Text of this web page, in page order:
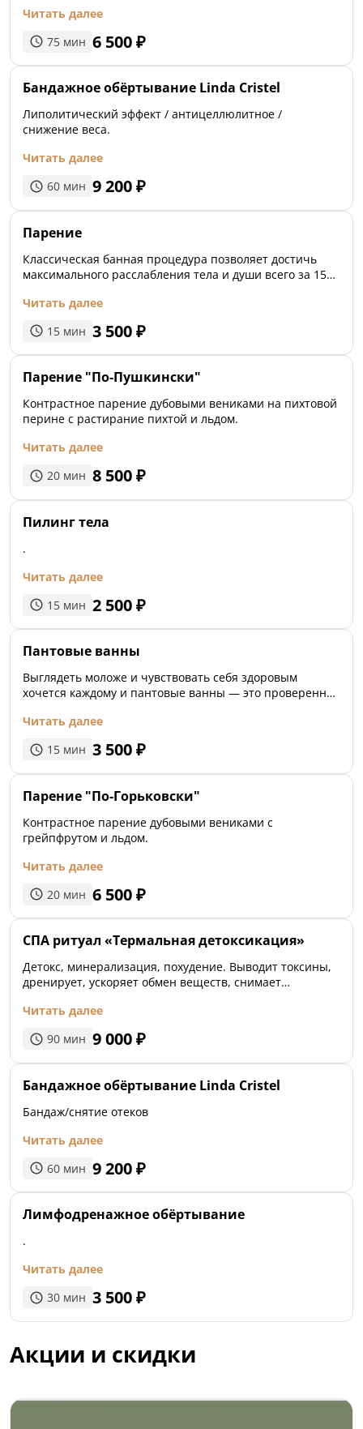
Читать далее
75 мин 6 500₽
Бандажное обёртывание Linda Cristel
Липолитический эффект / антицеллюлитное /
снижение веса.
Читать далее
60 мин 9 200₽
Парение
Классическая банная процедура позволяет достичь
максимального расслабления тела и души всего за 15
дубовыми вениками на ваш выбор.
Читать далее
15 мин 3 500₽
Парение "По-Пушкински"
Контрастное парение дубовыми вениками на пихтовой
перине с растирание пихтой и льдом.
Читать далее
20 мин 8 500₽
Пилинг тела
.
Читать далее
15 мин 2 500₽
Пантовые ванны
Выглядеть моложе и чувствовать себя здоровым
хочется каждому и пантовые ванны — это проверенное
старения и вернуть былую силу, энергию и любовь к
Читать далее
15 мин 3 500₽
Парение "По-Горьковски"
Контрастное парение дубовыми вениками с
грейпфрутом и льдом.
Читать далее
20 мин 6 500₽
СПА ритуал «Термальная детоксикация»
Детокс, минерализация, похудение. Выводит токсины,
дренирует, ускоряет обмен веществ, снимает
Читать далее
90 мин 9 000₽
Бандажное обёртывание Linda Cristel
Бандаж/снятие отеков
Читать далее
60 мин 9 200₽
Лимфодренажное обёртывание
.
Читать далее
30 мин 3 500₽
Акции и скидки